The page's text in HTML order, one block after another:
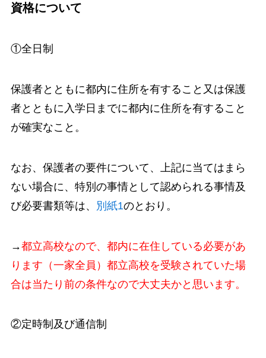
資格について
①全日制
保護者とともに都内に住所を有すること又は保護
者とともに入学日までに都内に住所を有すること
が確実なこと。
なお、保護者の要件について、上記に当てはまら
ない場合に、特別の事情として認められる事情及
び必要書類等は、
別紙1のとおり。
→都立高校なので、都内に在住している必要があ
ります（一家全員）都立高校を受験されていた場
合は当たり前の条件なので大丈夫かと思います。
②定時制及び通信制